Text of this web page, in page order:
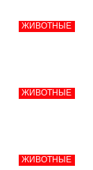
ЖИВОТНЫЕ
ЖИВОТНЫЕ
ЖИВОТНЫЕ